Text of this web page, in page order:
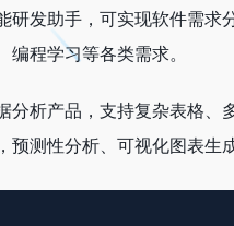
研发助手，可实现软件需
程学习等各类需求。
分析产品，支持复杂表格
测性分析、可视化图表生